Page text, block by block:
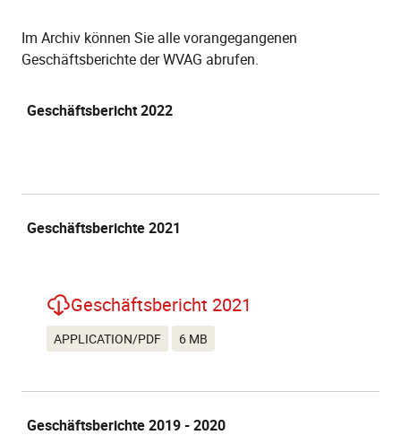
Im Archiv können Sie alle vorangegangenen
Geschäftsberichte der WVAG abrufen.
Geschäftsbericht 2022
Geschäftsberichte 2021
Geschäftsbericht 2021
APPLICATION/PDF 6 MB
Geschäftsberichte 2019 - 2020